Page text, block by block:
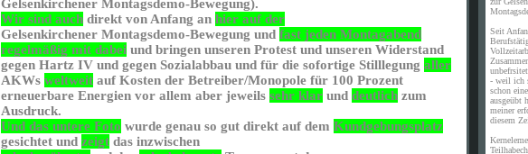
Gelsenkirchener Montagsdemo-Bewegung).
Wir sind auch direkt von Anfang an hier auf der
Gelsenkirchener Montagsdemo-Bewegung und fast jeden Montagabend
regelmäßig mit dabei und bringen unseren Protest und unseren Widerstand
gegen Hartz IV und gegen Sozialabbau und für die sofortige Stilllegung aller
AKWs weltweit auf Kosten der Betreiber/Monopole für 100 Prozent
erneuerbare Energien vor allem aber jeweils sehr klar und deutlich zum
Ausdruck.
Und das untere Foto wurde genau so gut direkt auf dem Kundgebungsplatz
gesichtet und zeigt das inzwischen
Seit
- weil ich
schon
ausgeübt
meiner
diesem